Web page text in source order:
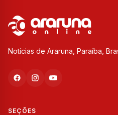
Notícias de Araruna, Paraíba,
SEÇÕES